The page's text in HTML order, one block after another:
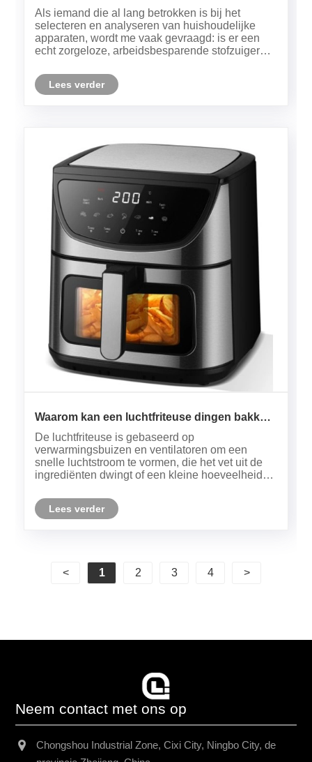
cyclone de nieuwe mainstream geworden bij
het reinigen van thuis?
Als iemand die al lang betrokken is bij het
selecteren en analyseren van huishoudelijke
apparaten, wordt me vaak gevraagd: is er een
echt zorgeloze, arbeidsbesparende stofzuiger
antwoord is duidelijk: de stofzuiger met meerdere
cyclone is mijn ideale keu......
Lees verder
Waarom kan een luchtfriteuse dingen bakken
met slechts één druppel olie?
De luchtfriteuse is gebaseerd op
verwarmingsbuizen en ventilatoren om een
snelle luchtstroom te vormen, die het vet uit de
ingrediënten dwingt of een kleine hoeveelheid
smaak te bereiken, die voldoen aan de
behoeften van gezondheid en gemak.
Lees verder
< 1 2 3 4 >
Neem contact met ons op
Chongshou Industrial Zone, Cixi City, Ningbo City, de